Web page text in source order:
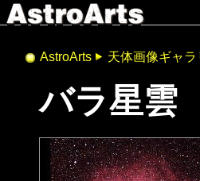
AstroArts 天体画像ギャラ
バラ星雲